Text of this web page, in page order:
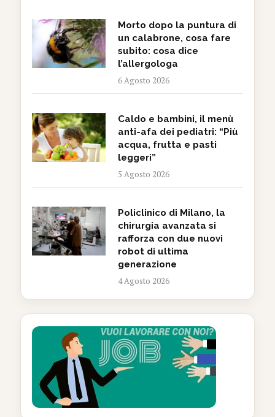
Morto dopo la puntura di
un calabrone, cosa fare
subito: cosa dice
l’allergologa
6 Agosto 2026
Caldo e bambini, il menù
anti-afa dei pediatri: “Più
acqua, frutta e pasti
leggeri”
5 Agosto 2026
Policlinico di Milano, la
chirurgia avanzata si
rafforza con due nuovi
robot di ultima
generazione
4 Agosto 2026